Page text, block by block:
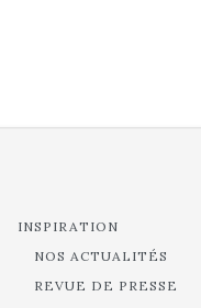
INSPIRATION
NOS ACTUALITÉS
REVUE DE PRESSE